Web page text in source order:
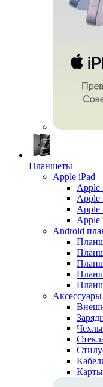
Планшеты
Apple iPad
Apple
Apple
Apple
Apple
Android